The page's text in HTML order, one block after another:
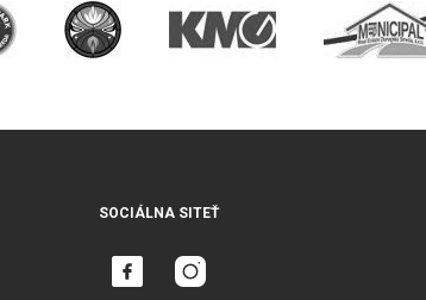
SOCIÁLNA SITEŤ